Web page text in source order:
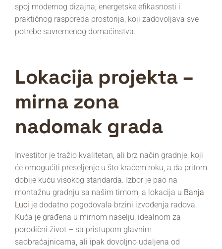
spoj modernog dizajna, energetske efikasnosti i
praktičnog rasporeda prostorija, koji zadovoljava sve
potrebe savremenog domaćinstva.
Lokacija projekta –
mirna zona
nadomak grada
Investitor je tražio kvalitetan, ali brz način gradnje, koji
će omogućiti preseljenje u što kraćem roku, a da pritom
dobije kuću visokog standarda. Izbor je pao na
montažnu gradnju sa našim timom, a lokacija u Banja
Luci je dodatno pogodovala brzini izvođenja radova.
Kuća je građena u mirnom naselju, idealnom za
porodični život – sa pristupom glavnim
saobraćajnicama, ali ipak dovoljno udaljena od